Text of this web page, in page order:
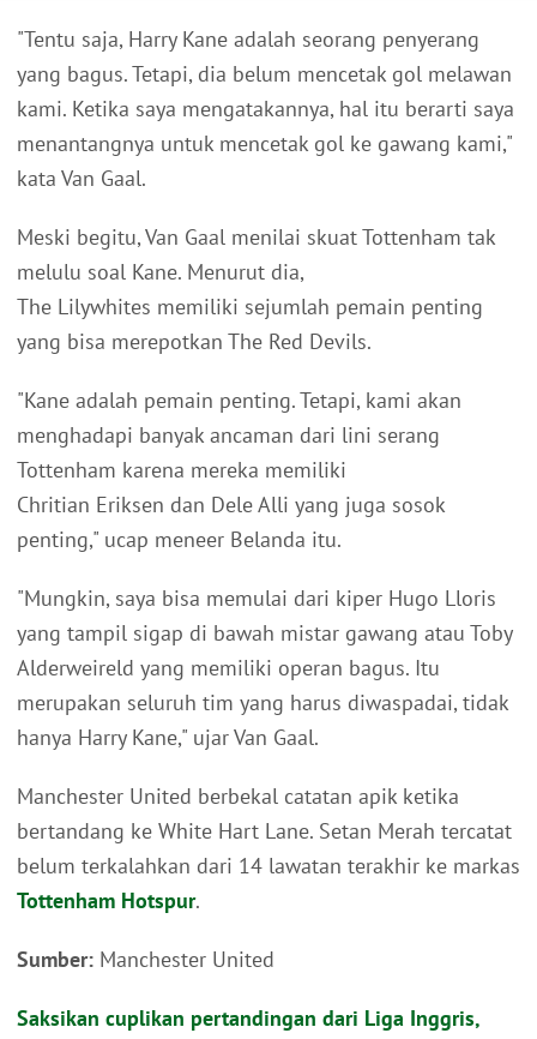
"Tentu saja, Harry Kane adalah seorang penyerang
yang bagus. Tetapi, dia belum mencetak gol melawan
kami. Ketika saya mengatakannya, hal itu berarti saya
menantangnya untuk mencetak gol ke gawang kami,"
kata Van Gaal.
Meski begitu, Van Gaal menilai skuat Tottenham tak
melulu soal Kane. Menurut dia,
The Lilywhites memiliki sejumlah pemain penting
yang bisa merepotkan The Red Devils.
"Kane adalah pemain penting. Tetapi, kami akan
menghadapi banyak ancaman dari lini serang
Tottenham karena mereka memiliki
Chritian Eriksen dan Dele Alli yang juga sosok
penting," ucap meneer Belanda itu.
"Mungkin, saya bisa memulai dari kiper Hugo Lloris
yang tampil sigap di bawah mistar gawang atau Toby
Alderweireld yang memiliki operan bagus. Itu
merupakan seluruh tim yang harus diwaspadai, tidak
hanya Harry Kane," ujar Van Gaal.
Manchester United berbekal catatan apik ketika
bertandang ke White Hart Lane. Setan Merah tercatat
belum terkalahkan dari 14 lawatan terakhir ke markas
Tottenham Hotspur.
Sumber: Manchester United
Saksikan cuplikan pertandingan dari Liga Inggris,